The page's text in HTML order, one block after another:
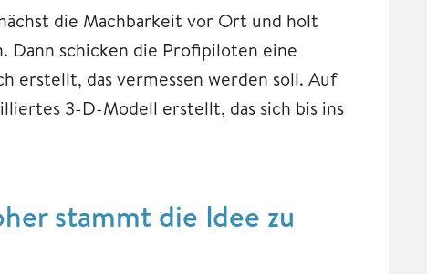
die Machbarkeit vor Ort und holt
Dann schicken die Profipiloten eine
erstellt, das vermessen werden soll. Auf
3-D-Modell erstellt, das sich bis ins
stammt die Idee zu